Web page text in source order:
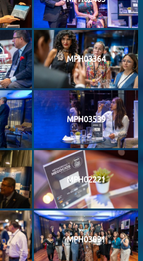
MPH03364
MPH03539
MPH02221
MPH03831